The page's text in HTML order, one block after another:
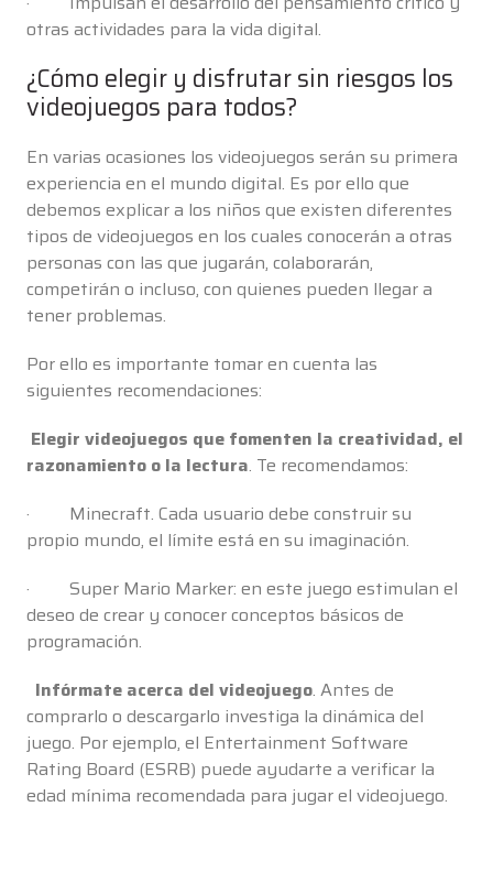
otras actividades para la vida digital.
¿Cómo elegir y disfrutar sin riesgos los
videojuegos para todos?
En varias ocasiones los videojuegos serán su primera
experiencia en el mundo digital. Es por ello que
debemos explicar a los niños que existen diferentes
tipos de videojuegos en los cuales conocerán a otras
personas con las que jugarán, colaborarán,
competirán o incluso, con quienes pueden llegar a
tener problemas.
Por ello es importante tomar en cuenta las
siguientes recomendaciones:
Elegir videojuegos que fomenten la creatividad, el
razonamiento o la lectura. Te recomendamos:
· Minecraft. Cada usuario debe construir su
propio mundo, el límite está en su imaginación.
· Super Mario Marker: en este juego estimulan el
deseo de crear y conocer conceptos básicos de
programación.
Infórmate acerca del videojuego. Antes de
comprarlo o descargarlo investiga la dinámica del
juego. Por ejemplo, el Entertainment Software
Rating Board (ESRB) puede ayudarte a verificar la
edad mínima recomendada para jugar el videojuego.